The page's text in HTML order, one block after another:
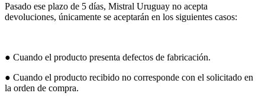
Pasado ese plazo de 5 días, Mistral Uruguay no acepta
devoluciones, únicamente se aceptarán en los siguientes casos:
● Cuando el producto presenta defectos de fabricación.
● Cuando el producto recibido no corresponde con el solicitado en
la orden de compra.